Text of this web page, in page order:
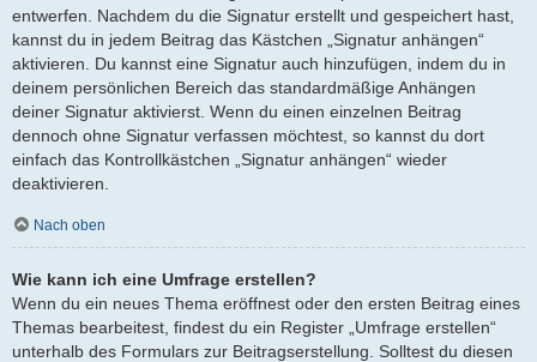
entwerfen. Nachdem du die Signatur erstellt und gespeichert hast,
kannst du in jedem Beitrag das Kästchen „Signatur anhängen“
aktivieren. Du kannst eine Signatur auch hinzufügen, indem du in
deinem persönlichen Bereich das standardmäßige Anhängen
deiner Signatur aktivierst. Wenn du einen einzelnen Beitrag
dennoch ohne Signatur verfassen möchtest, so kannst du dort
einfach das Kontrollkästchen „Signatur anhängen“ wieder
deaktivieren.
Nach oben
Wie kann ich eine Umfrage erstellen?
Wenn du ein neues Thema eröffnest oder den ersten Beitrag eines
Themas bearbeitest, findest du ein Register „Umfrage erstellen“
unterhalb des Formulars zur Beitragserstellung. Solltest du diesen